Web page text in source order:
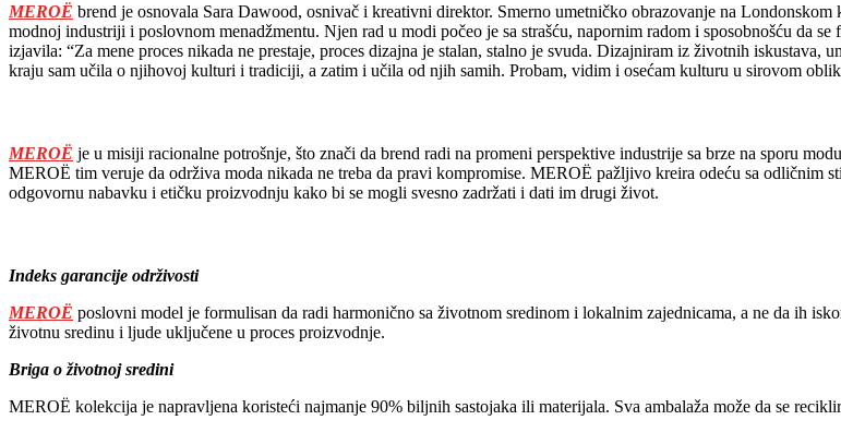
MEROË brend je osnovala Sara Dawood, osnivač i kreativni direktor. Smerno umetničko obrazovanje na
modnoj industriji i poslovnom menadžmentu. Njen rad u modi počeo je sa strašću, napornim radom i sposobnošću da
izjavila: “Za mene proces nikada ne prestaje, proces dizajna je stalan, stalno je svuda. Dizajniram iz životnih iskustava,
kraju sam učila o njihovoj kulturi i tradiciji, a zatim i učila od njih samih. Probam, vidim i osećam kulturu u sirovom
MEROË je u misiji racionalne potrošnje, što znači da brend radi na promeni perspektive industrije sa brze na sporu
MEROË tim veruje da održiva moda nikada ne treba da pravi kompromise. MEROË pažljivo kreira odeću sa
odgovornu nabavku i etičku proizvodnju kako bi se mogli svesno zadržati i dati im drugi život.
Indeks garancije održivosti
MEROË poslovni model je formulisan da radi harmonično sa životnom sredinom i lokalnim zajednicama, a ne da ih
životnu sredinu i ljude uključene u proces proizvodnje.
Briga o životnoj sredini
MEROË kolekcija je napravljena koristeći najmanje 90% biljnih sastojaka ili materijala. Sva ambalaža može da se